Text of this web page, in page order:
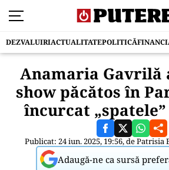
DEZVALUIRIACTUALITATEPOLITICĂ
Anamaria Gavrilă
show păcătos în
încurcat
Publicat: 24 iun. 2025, 19:56, dePatrisia
Adaugă-ne ca sursă